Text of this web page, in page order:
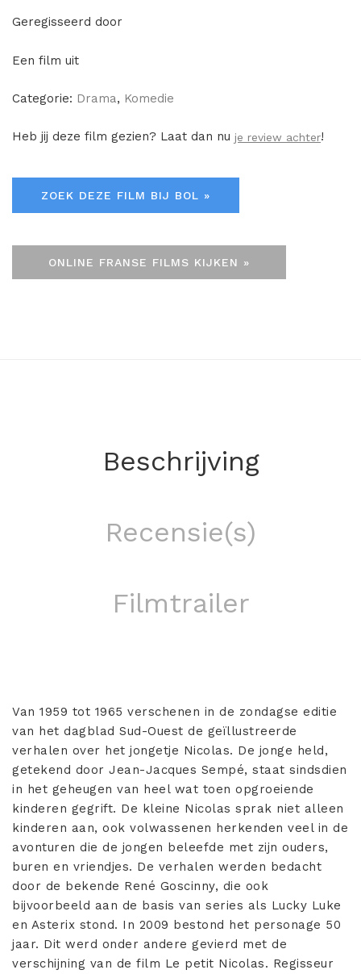
Geregisseerd door
Een film uit
Categorie: Drama, Komedie
Heb jij deze film gezien? Laat dan nu je review achter!
ZOEK DEZE FILM BIJ BOL »
ONLINE FRANSE FILMS KIJKEN »
Beschrijving
Recensie(s)
Filmtrailer
Van 1959 tot 1965 verschenen in de zondagse editie
van het dagblad Sud-Ouest de geïllustreerde
verhalen over het jongetje Nicolas. De jonge held,
getekend door Jean-Jacques Sempé, staat sindsdien
in het geheugen van heel wat toen opgroeiende
kinderen gegrift. De kleine Nicolas sprak niet alleen
kinderen aan, ook volwassenen herkenden veel in de
avonturen die de jongen beleefde met zijn ouders,
buren en vriendjes. De verhalen werden bedacht
door de bekende René Goscinny, die ook
bijvoorbeeld aan de basis van series als Lucky Luke
en Asterix stond. In 2009 bestond het personage 50
jaar. Dit werd onder andere gevierd met de
verschijning van de film Le petit Nicolas. Regisseur